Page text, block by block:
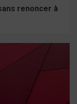
renoncer à